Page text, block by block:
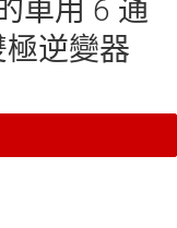
車用 6 通
極逆變器